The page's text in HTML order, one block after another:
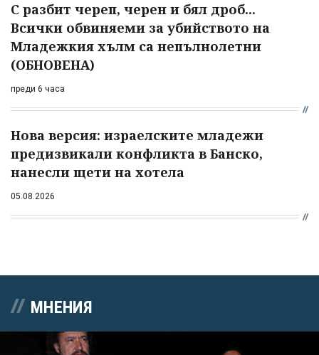
С разбит череп, черен и бял дроб...
Всички обвиняеми за убийството на
Младежкия хълм са непълнолетни
(ОБНОВЕНА)
преди 6 часа
Нова версия: израелските младежи
предизвикали конфликта в Банско,
нанесли щети на хотела
05.08.2026
МНЕНИЯ